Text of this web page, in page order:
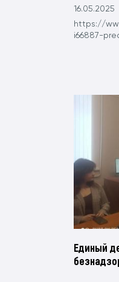
16.05.2025
https://
i66887-
Единый